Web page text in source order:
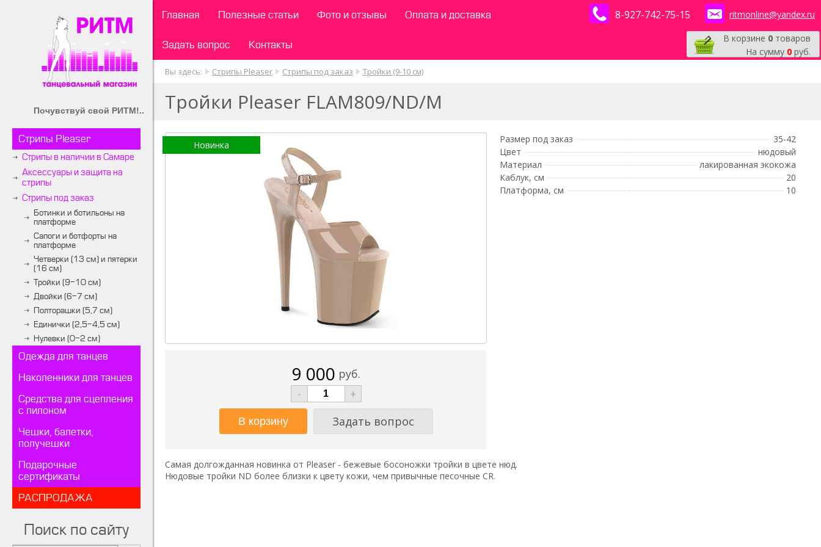
Почувствуй свой РИТМ!..
Стрипы Pleaser
Стрипы в наличии в Самаре
Аксессуары и защита на
стрипы
Стрипы под заказ
Ботинки и ботильоны на
платформе
Сапоги и ботфорты на
платформе
Четверки (13 см) и пятерки
(16 см)
Тройки (9-10 см)
Двойки (6-7 см)
Полторашки (5,7 см)
Единички (2,5-4,5 см)
Нулевки (0-2 см)
Одежда для танцев
Наколенники для танцев
Средства для сцепления
с пилоном
Чешки, балетки,
получешки
Подарочные
сертификаты
РАСПРОДАЖА
Поиск по сайту
Главная Полезные статьи Фото и отзывы Оплата и доставка
Задать вопрос Контакты
8-927-742-75-15 ritmonline@yandex.ru
В корзине 0 товаров
На сумму 0 руб.
Вы здесь: Стрипы Pleaser Стрипы под заказ Тройки (9-10 см)
Тройки Pleaser FLAM809/ND/M
Новинка
9 000 руб.
-
+
Задать вопрос
Размер под заказ
35-42
Цвет
нюдовый
Материал
лакированная экокожа
Каблук, см
20
Платформа, см
10
Самая долгожданная новинка от Pleaser - бежевые босоножки тройки в цвете нюд.
Нюдовые тройки ND более близки к цвету кожи, чем привычные песочные CR.